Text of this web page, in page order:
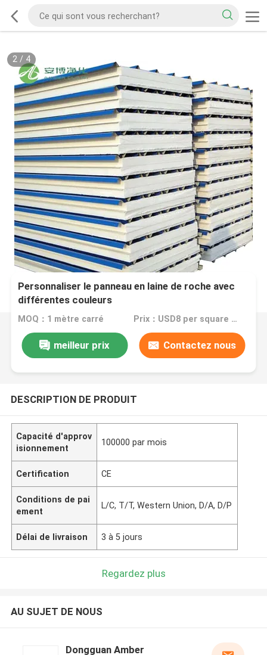
2/ 4
Personnaliser le panneau en laine de roche avec
différentes couleurs
MOQ：1 mètre carré Prix：USD8 per square meter
meilleur prix Contactez nous
DESCRIPTION DE PRODUIT
Capacité d'approv
isionnement
100000 par mois
Certification CE
Conditions de pai
ement
L/C, T/T, Western Union, D/A, D/P
Délai de livraison 3 à 5 jours
Regardez plus
AU SUJET DE NOUS
Dongguan Amber